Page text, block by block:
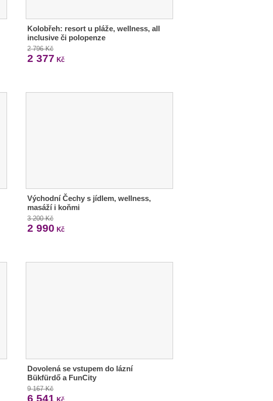
Kolobřeh: resort u pláže, wellness, all
inclusive či polopenze
2 796 Kč
2 377 Kč
Východní Čechy s jídlem, wellness,
masáží i koňmi
3 200 Kč
2 990 Kč
Dovolená se vstupem do lázní
Bükfürdő a FunCity
9 167 Kč
6 541